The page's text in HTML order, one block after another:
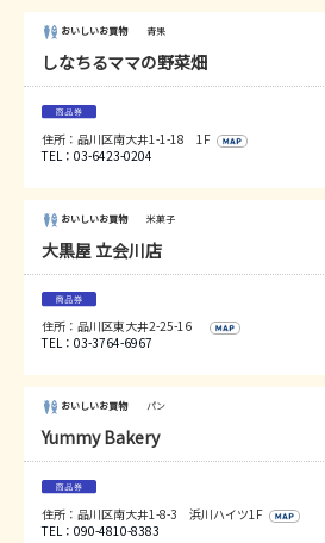
おいしいお買物青果
しなちるママの野菜畑
住所：品川区南大井1-1-18 1F
TEL：03-6423-0204
おいしいお買物米菓子
大黒屋 立会川店
住所：品川区東大井2-25-16
TEL：03-3764-6967
おいしいお買物パン
Yummy Bakery
住所：品川区南大井1-8-3 浜川ハイツ1F
TEL：090-4810-8383